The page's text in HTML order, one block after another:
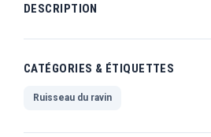
DESCRIPTION
CATÉGORIES & ÉTIQUETTES
Ruisseau du ravin